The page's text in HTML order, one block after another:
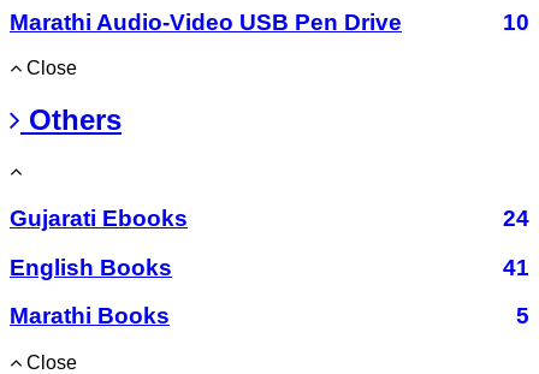
Marathi Audio-Video USB Pen Drive
10
Close
Others
Gujarati Ebooks
24
English Books
41
Marathi Books
5
Close